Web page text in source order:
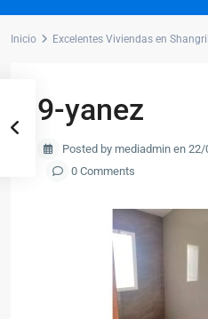
Inicio Excelentes Viviendas en
9-yanez
Posted by mediadmin en
0 Comments